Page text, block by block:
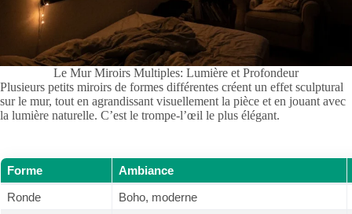
Le Mur Miroirs Multiples: Lumière et Profondeur
Plusieurs petits miroirs de formes différentes créent un effet sculptural
sur le mur, tout en agrandissant visuellement la pièce et en jouant avec
la lumière naturelle. C’est le trompe-l’œil le plus élégant.
Forme
Ambiance
Ronde
Boho, moderne